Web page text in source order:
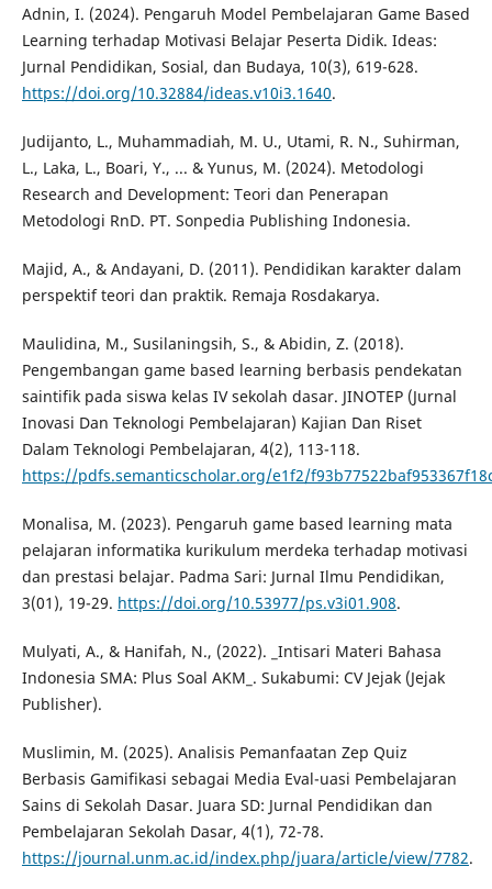
Adnin, I. (2024). Pengaruh Model Pembelajaran Game Based
Learning terhadap Motivasi Belajar Peserta Didik. Ideas:
Jurnal Pendidikan, Sosial, dan Budaya, 10(3), 619-628.
https://doi.org/10.32884/ideas.v10i3.1640.
Judijanto, L., Muhammadiah, M. U., Utami, R. N., Suhirman,
L., Laka, L., Boari, Y., ... & Yunus, M. (2024). Metodologi
Research and Development: Teori dan Penerapan
Metodologi RnD. PT. Sonpedia Publishing Indonesia.
Majid, A., & Andayani, D. (2011). Pendidikan karakter dalam
perspektif teori dan praktik. Remaja Rosdakarya.
Maulidina, M., Susilaningsih, S., & Abidin, Z. (2018).
Pengembangan game based learning berbasis pendekatan
saintifik pada siswa kelas IV sekolah dasar. JINOTEP (Jurnal
Inovasi Dan Teknologi Pembelajaran) Kajian Dan Riset
Dalam Teknologi Pembelajaran, 4(2), 113-118.
https://pdfs.semanticscholar.org/e1f2/
Monalisa, M. (2023). Pengaruh game based learning mata
pelajaran informatika kurikulum merdeka terhadap motivasi
dan prestasi belajar. Padma Sari: Jurnal Ilmu Pendidikan,
3(01), 19-29. https://doi.org/10.53977/ps.v3i01.908.
Mulyati, A., & Hanifah, N., (2022). _Intisari Materi Bahasa
Indonesia SMA: Plus Soal AKM_. Sukabumi: CV Jejak (Jejak
Publisher).
Muslimin, M. (2025). Analisis Pemanfaatan Zep Quiz
Berbasis Gamifikasi sebagai Media Eval-uasi Pembelajaran
Sains di Sekolah Dasar. Juara SD: Jurnal Pendidikan dan
Pembelajaran Sekolah Dasar, 4(1), 72-78.
https://journal.unm.ac.id/index.php/juara/article/view/7782.